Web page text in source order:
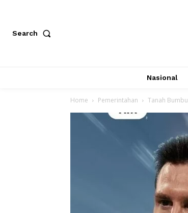
Search
Nasional
Home Pemerintahan Tanah Bumbu